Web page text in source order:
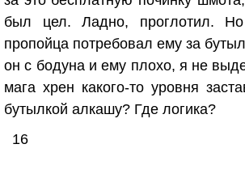
был цел. Ладно, проглотил. Но
пропойца потребовал ему за
он с бодуна и ему плохо, я не
мага хрен какого-то уровня
бутылкой алкашу? Где логика?
16